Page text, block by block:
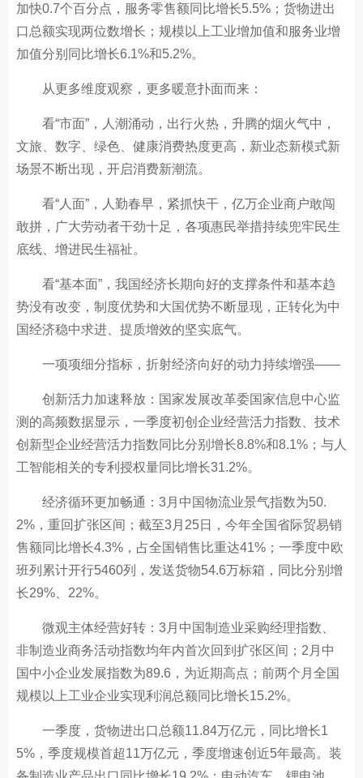
加快0.7个百分点，服务零售额同比增长5.5%；货物进出
口总额实现两位数增长；规模以上工业增加值和服务业增
加值分别同比增长6.1%和5.2%。
从更多维度观察，更多暖意扑面而来：
看“市面”，人潮涌动，出行火热，升腾的烟火气中，
文旅、数字、绿色、健康消费热度更高，新业态新模式新
场景不断出现，开启消费新潮流。
看“人面”，人勤春早，紧抓快干，亿万企业商户敢闯
敢拼，广大劳动者干劲十足，各项惠民举措持续兜牢民生
底线、增进民生福祉。
看“基本面”，我国经济长期向好的支撑条件和基本趋
势没有改变，制度优势和大国优势不断显现，正转化为中
国经济稳中求进、提质增效的坚实底气。
一项项细分指标，折射经济向好的动力持续增强——
创新活力加速释放：国家发展改革委国家信息中心监
测的高频数据显示，一季度初创企业经营活力指数、技术
创新型企业经营活力指数同比分别增长8.8%和8.1%；与人
工智能相关的专利授权量同比增长31.2%。
经济循环更加畅通：3月中国物流业景气指数为50.
2%，重回扩张区间；截至3月25日，今年全国省际贸易销
售额同比增长4.3%，占全国销售比重达41%；一季度中欧
班列累计开行5460列，发送货物54.6万标箱，同比分别增
长29%、22%。
微观主体经营好转：3月中国制造业采购经理指数、
非制造业商务活动指数均年内首次回到扩张区间；2月中
国中小企业发展指数为89.6，为近期高点；前两个月全国
规模以上工业企业实现利润总额同比增长15.2%。
一季度，货物进出口总额11.84万亿元，同比增长1
5%，季度规模首超11万亿元，季度增速创近5年最高。装